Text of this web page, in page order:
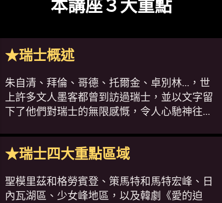
本講座３大重點
★瑞士概述
朱自清、拜倫、哥德、托爾金、卓別林...，世
上許多文人墨客都曾到訪過瑞士，並以文字留
下了他們對瑞士的無限感慨，令人心馳神往...
★瑞士四大重點區域
聖模里茲和格勞賓登、策馬特和馬特宏峰、日
內瓦湖區、少女峰地區，以及韓劇《愛的迫